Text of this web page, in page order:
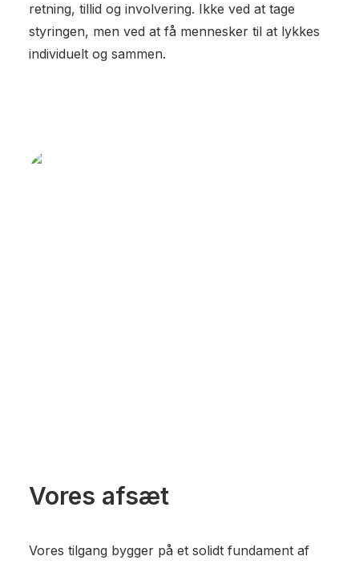
retning, tillid og involvering. Ikke ved at tage
styringen, men ved at få mennesker til at lykkes
individuelt og sammen.
Vores afsæt
Vores tilgang bygger på et solidt fundament af